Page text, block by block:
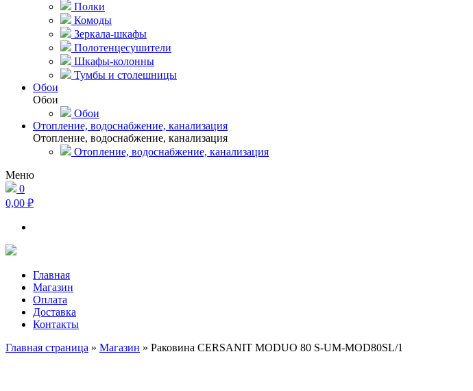
Полки
Комоды
Зеркала-шкафы
Полотенцесушители
Шкафы-колонны
Тумбы и столешницы
Обои
Обои
Обои
Отопление, водоснабжение, канализация
Отопление, водоснабжение, канализация
Отопление, водоснабжение, канализация
Меню
0
0,00 ₽
Главная
Магазин
Оплата
Доставка
Контакты
Главная страница » Магазин » Раковина CERSANIT MODUO 80 S-UM-MOD80SL/1